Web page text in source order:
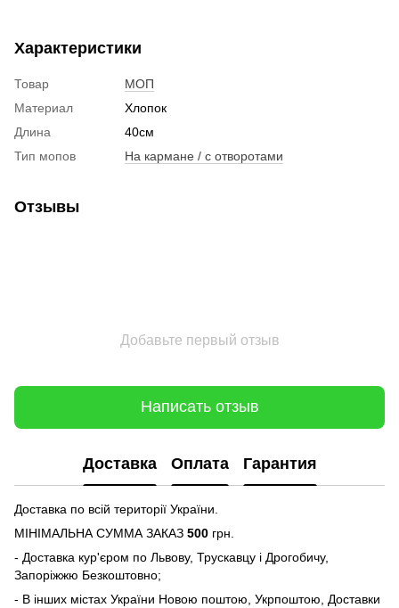
Характеристики
Товар
МОП
Материал
Хлопок
Длина
40см
Тип мопов
На кармане / с отворотами
Отзывы
Добавьте первый отзыв
Написать отзыв
Доставка Оплата Гарантия
Доставка по всій території України.
МІНІМАЛЬНА СУММА ЗАКАЗ 500 грн.
- Доставка кур'єром по Львову, Трускавцу і Дрогобичу,
Запоріжжю Безкоштовно;
- В інших містах України Новою поштою, Укрпоштою, Доставки